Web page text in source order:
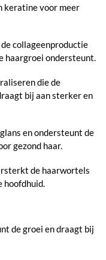
keratine voor meer
collageenproductie
haargroei ondersteunt.
die de
bij aan sterker en
en ondersteunt de
gezond haar.
de haarwortels
hoofdhuid.
de groei en draagt bij